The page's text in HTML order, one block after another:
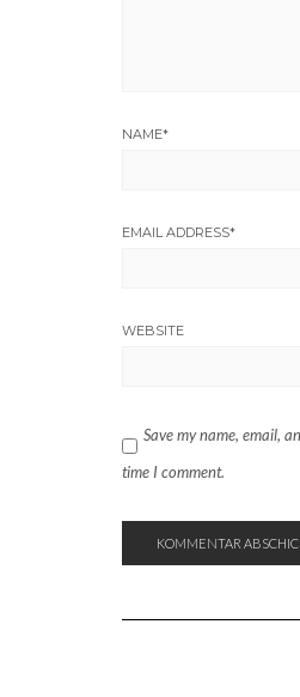
NAME*
EMAIL ADDRESS*
WEBSITE
Save my name, email,
time I comment.